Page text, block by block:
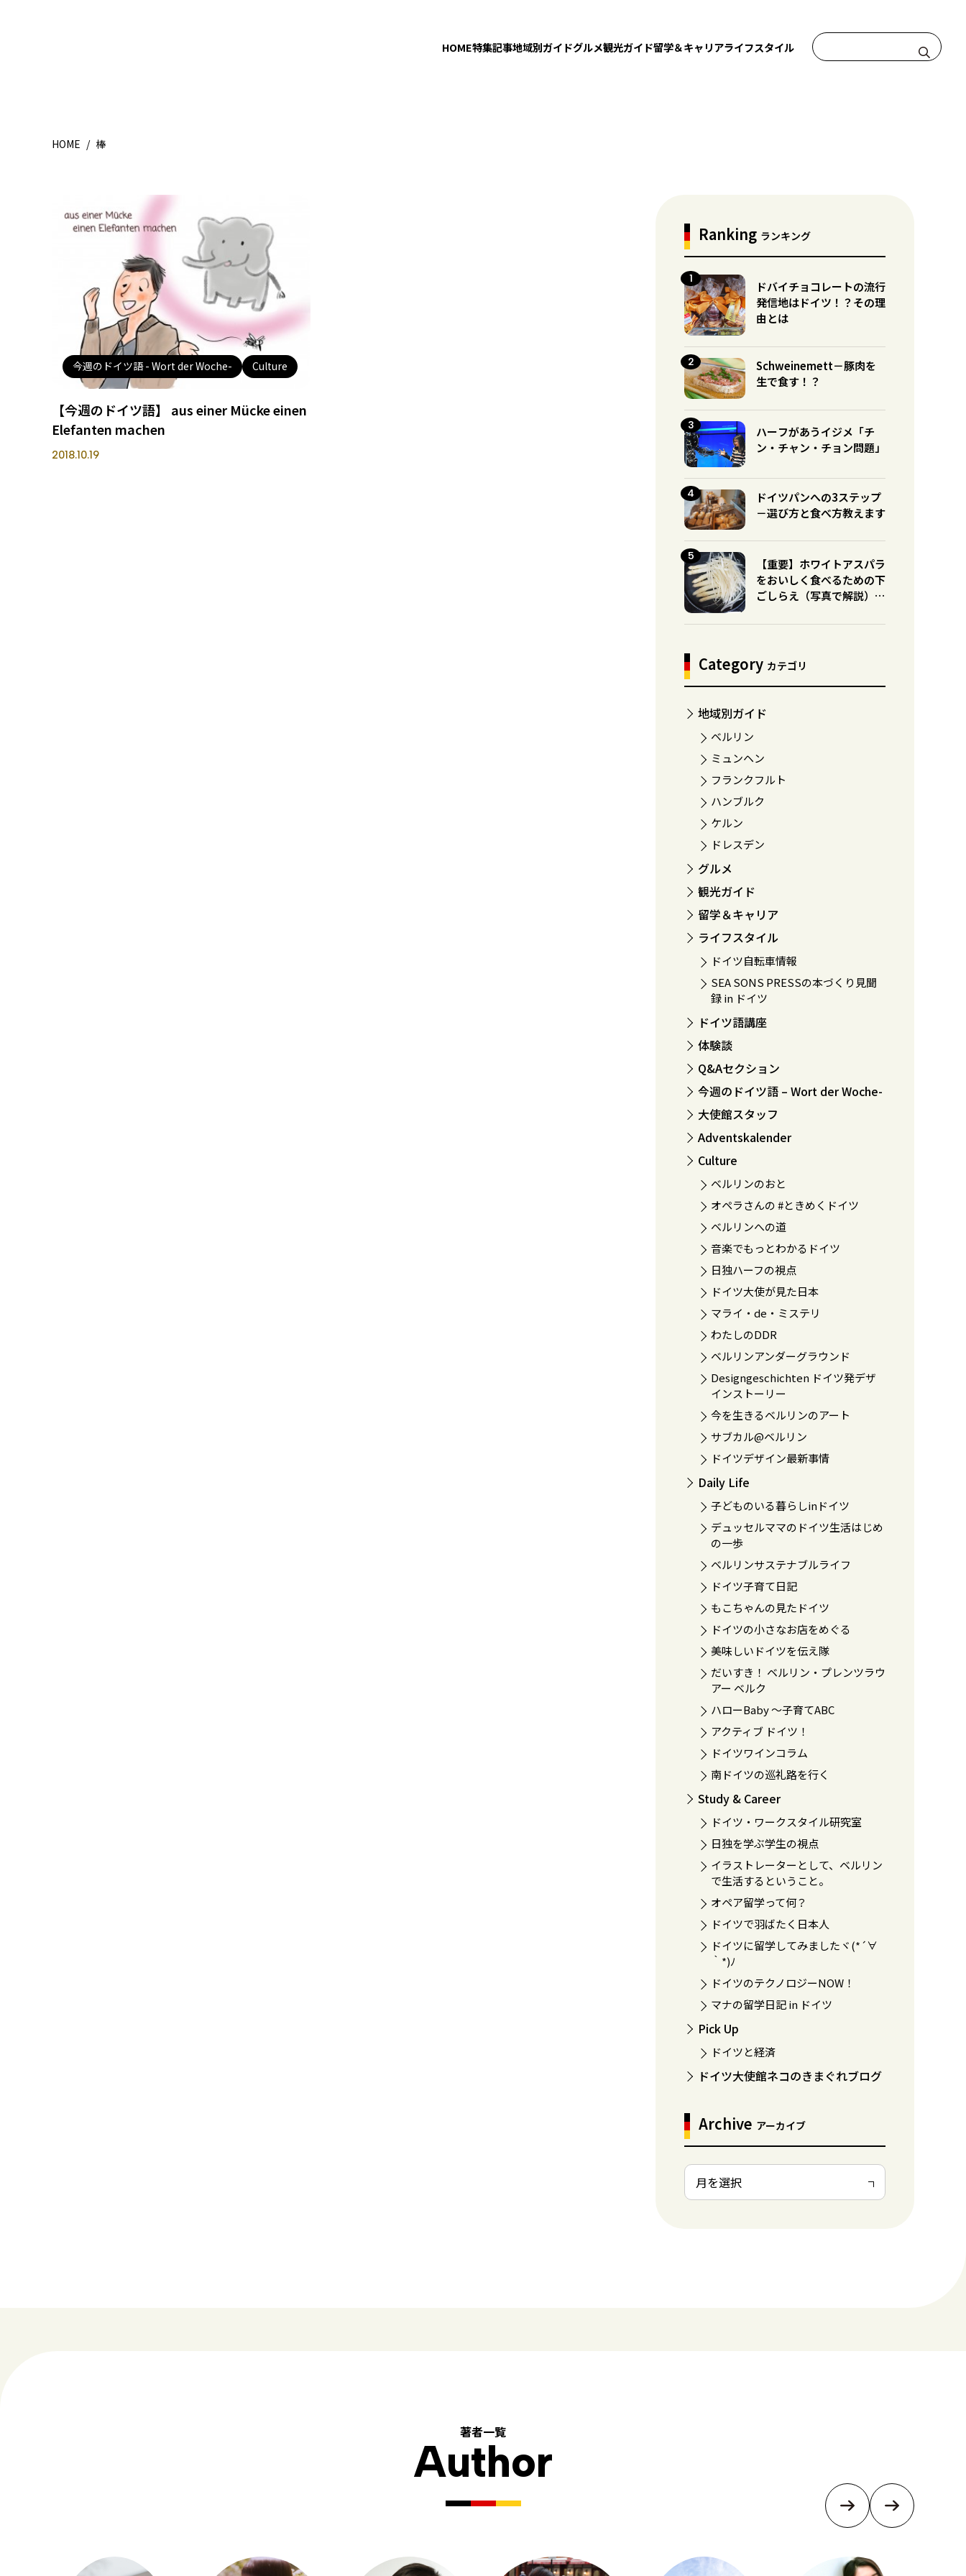
HOME特集記事地域別ガイドグルメ観光ガイド留学＆キャリアライフスタイル
HOME / 棒
今週のドイツ語 - Wort der Woche- Culture
【今週のドイツ語】 aus einer Mücke einen
Elefanten machen
2018.10.19
Ranking ランキング
ドバイチョコレートの流行
発信地はドイツ！？その理
由とは
Schweinemett－豚肉を
生で食す！？
ハーフがあうイジメ「チ
ン・チャン・チョン問題」
ドイツパンへの3ステップ
－選び方と食べ方教えます
【重要】ホワイトアスパラ
をおいしく食べるための下
ごしらえ（写真で解説）※
Category カテゴリ
地域別ガイド
ベルリン
ミュンヘン
フランクフルト
ハンブルク
ケルン
ドレスデン
グルメ
観光ガイド
留学＆キャリア
ライフスタイル
ドイツ自転車情報
SEA SONS PRESSの本づくり見聞
録 in ドイツ
ドイツ語講座
体験談
Q&Aセクション
今週のドイツ語 – Wort der Woche-
大使館スタッフ
Adventskalender
Culture
ベルリンのおと
オペラさんの #ときめくドイツ
ベルリンへの道
音楽でもっとわかるドイツ
日独ハーフの視点
ドイツ大使が見た日本
マライ・de・ミステリ
わたしのDDR
ベルリンアンダーグラウンド
Designgeschichten ドイツ発デザ
インストーリー
今を生きるベルリンのアート
サブカル@ベルリン
ドイツデザイン最新事情
Daily Life
子どものいる暮らしinドイツ
デュッセルママのドイツ生活はじめ
の一歩
ベルリンサステナブルライフ
ドイツ子育て日記
もこちゃんの見たドイツ
ドイツの小さなお店をめぐる
美味しいドイツを伝え隊
だいすき！ ベルリン・プレンツラウ
アー ベルク
ハローBaby 〜子育てABC
アクティブ ドイツ！
ドイツワインコラム
南ドイツの巡礼路を行く
Study & Career
ドイツ・ワークスタイル研究室
日独を学ぶ学生の視点
イラストレーターとして、ベルリン
で生活するということ。
オペア留学って何？
ドイツで羽ばたく日本人
ドイツに留学してみましたヾ(*´∀
｀*)ﾉ
ドイツのテクノロジーNOW！
マナの留学日記 in ドイツ
Pick Up
ドイツと経済
ドイツ大使館ネコのきまぐれブログ
Archive アーカイブ
著者一覧
Author